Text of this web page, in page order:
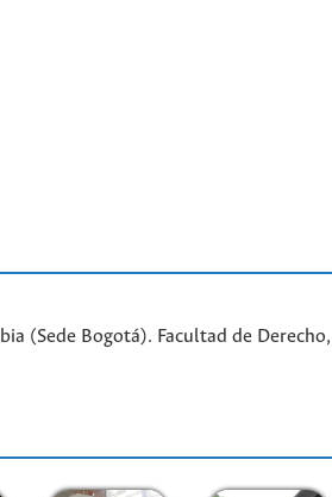
(Sede Bogotá). Facultad de